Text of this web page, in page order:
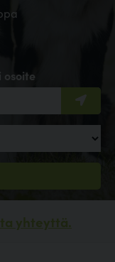
osoite
yhteyttä.